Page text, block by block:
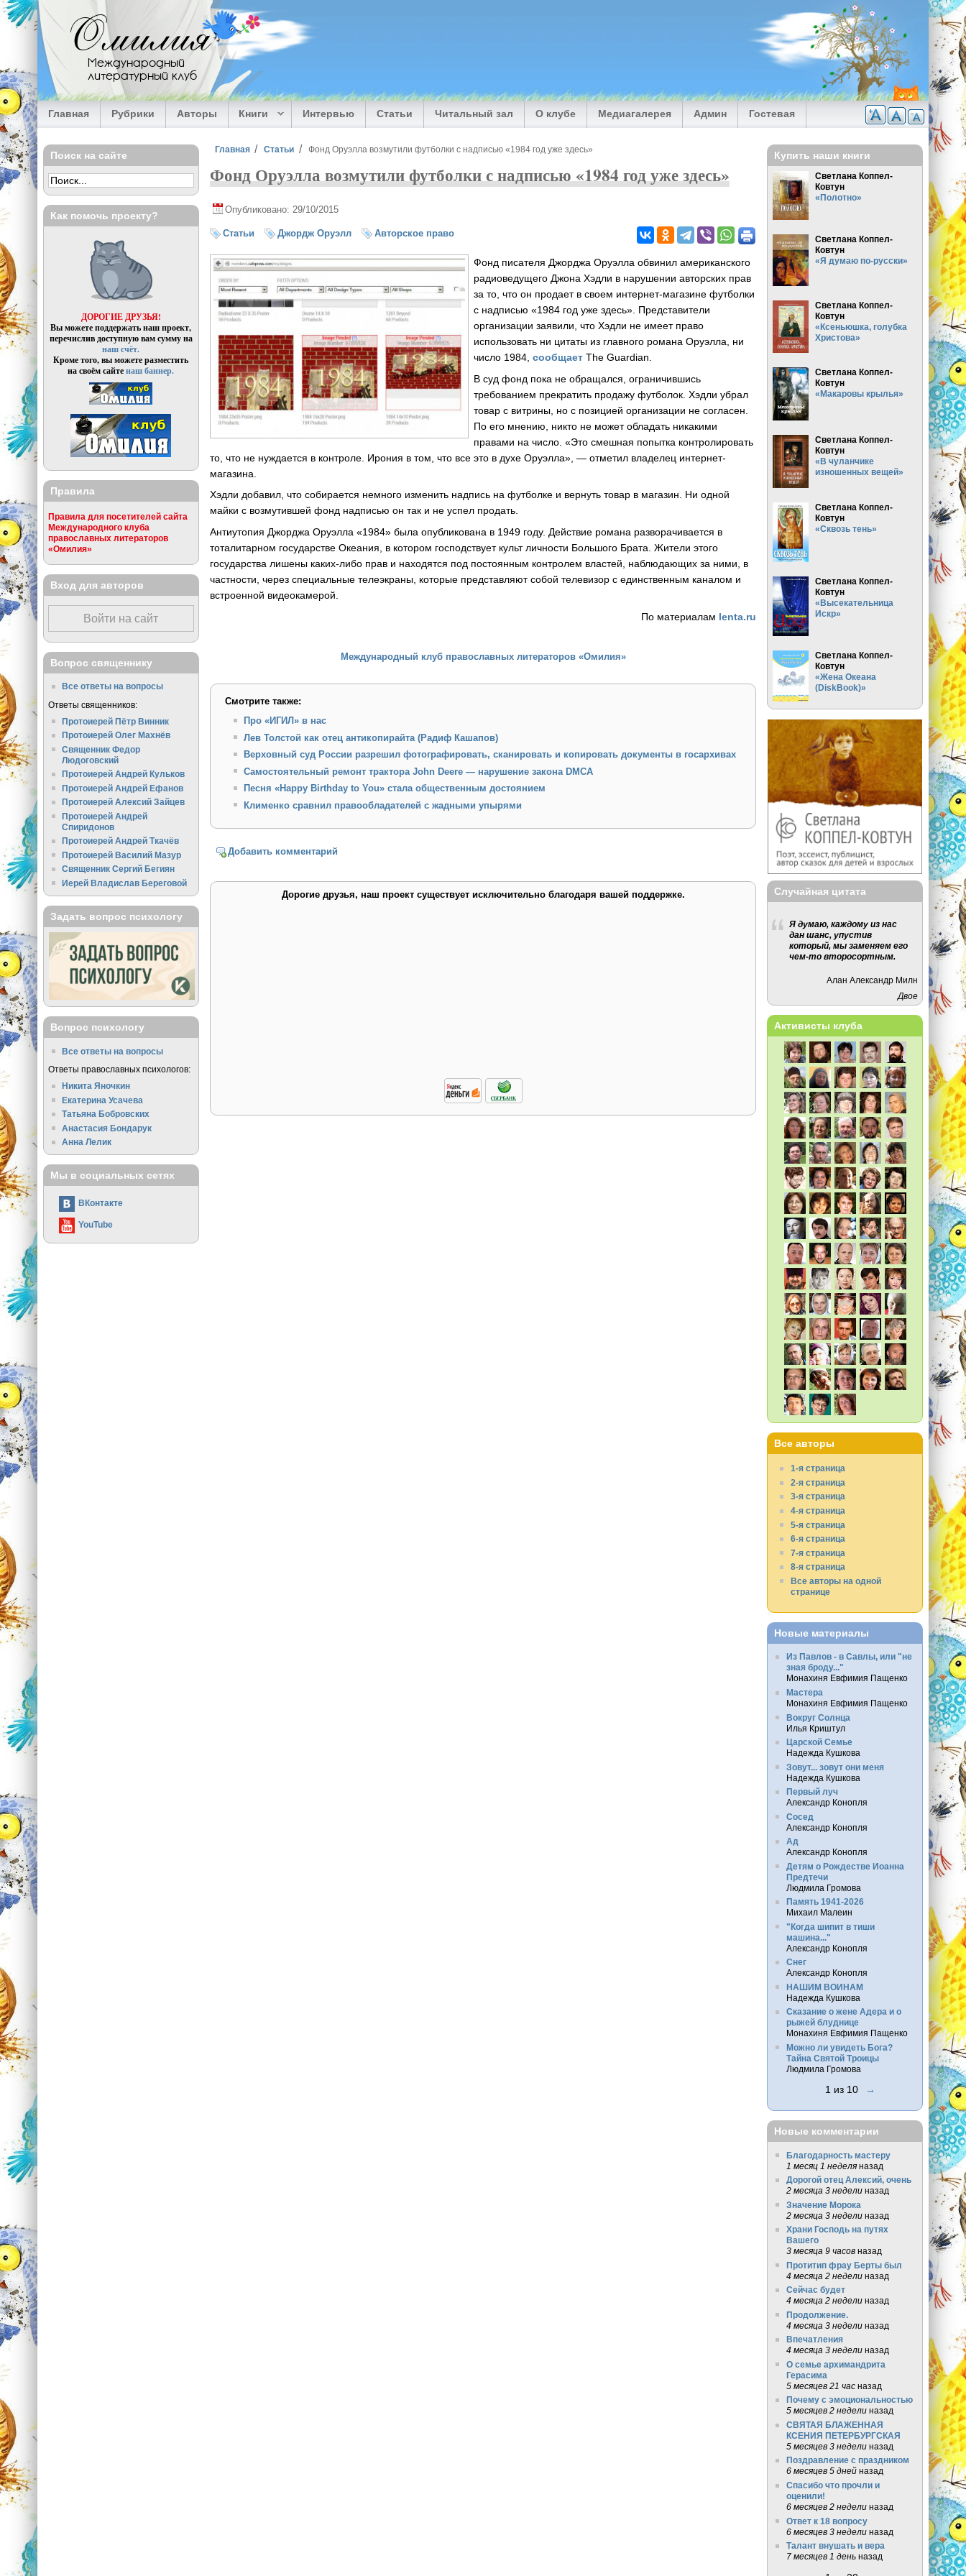
Перейти к основному содержанию
Омилия
Международный
литературный клуб
Главная Рубрики Авторы Книги Интервью Статьи Читальный зал О клубе Медиагалерея Админ Гостевая
Вы здесь
Главная Статьи Фонд Оруэлла возмутили футболки с надписью «1984 год уже здесь»
Фонд Оруэлла возмутили футболки с надписью «1984 год уже здесь»
Опубликовано: 29/10/2015
Статьи Джордж Оруэлл Авторское право
Фонд писателя Джорджа Оруэлла обвинил американского
радиоведущего Джона Хэдли в нарушении авторских прав
за то, что он продает в своем интернет-магазине футболки
с надписью «1984 год уже здесь». Представители
организации заявили, что Хэдли не имеет право
использовать ни цитаты из главного романа Оруэлла, ни
число 1984,сообщает The Guardian.
В суд фонд пока не обращался, ограничившись
требованием прекратить продажу футболок. Хэдли убрал
товар с витрины, но с позицией организации не согласен.
По его мнению, никто не может обладать никакими
правами на число. «Это смешная попытка контролировать
то, что не нуждается в контроле. Ирония в том, что все это в духе Оруэлла», — отметил владелец интернет-
магазина.
Хэдли добавил, что собирается немного изменить надпись на футболке и вернуть товар в магазин. Ни одной
майки с возмутившей фонд надписью он так и не успел продать.
Антиутопия Джорджа Оруэлла «1984» была опубликована в 1949 году. Действие романа разворачивается в
тоталитарном государстве Океания, в котором господствует культ личности Большого Брата. Жители этого
государства лишены каких-либо прав и находятся под постоянным контролем властей, наблюдающих за ними, в
частности, через специальные телеэкраны, которые представляют собой телевизор с единственным каналом и
встроенной видеокамерой.
По материалам lenta.ru
Международный клуб православных литераторов «Омилия»
Смотрите также:
Про «ИГИЛ» в нас
Лев Толстой как отец антикопирайта (Радиф Кашапов)
Верховный суд России разрешил фотографировать, сканировать и копировать документы в госархивах
Самостоятельный ремонт трактора John Deere — нарушение закона DMCA
Песня «Happy Birthday to You» стала общественным достоянием
Клименко сравнил правообладателей с жадными упырями
Добавить комментарий
Дорогие друзья, наш проект существует исключительно благодаря вашей поддержке.
Поиск на сайте
Как помочь проекту?
ДОРОГИЕ ДРУЗЬЯ!
Вы можете поддержать наш проект,
перечислив доступную вам сумму на
наш счёт.
Кроме того, вы можете разместить
на своём сайтенаш баннер.
Правила
Правила для посетителей сайта
Международного клуба
православных литераторов
«Омилия»
Вход для авторов
Войти на сайт
Вопрос священнику
Все ответы на вопросы
Ответы священников:
Протоиерей Пётр Винник
Протоиерей Олег Махнёв
Священник Федор
Людоговский
Протоиерей Андрей Кульков
Протоиерей Андрей Ефанов
Протоиерей Алексий Зайцев
Протоиерей Андрей
Спиридонов
Протоиерей Андрей Ткачёв
Протоиерей Василий Мазур
Священник Сергий Бегиян
Иерей Владислав Береговой
Задать вопрос психологу
Вопрос психологу
Все ответы на вопросы
Ответы православных психологов:
Никита Яночкин
Екатерина Усачева
Татьяна Бобровских
Анастасия Бондарук
Анна Лелик
Мы в социальных сетях
ВКонтакте
YouTube
Купить наши книги
Светлана Коппел-
Ковтун
«Полотно»
Светлана Коппел-
Ковтун
«Я думаю по-русски»
Светлана Коппел-
Ковтун
«Ксеньюшка, голубка
Христова»
Светлана Коппел-
Ковтун
«Макаровы крылья»
Светлана Коппел-
Ковтун
«В чуланчике
изношенных вещей»
Светлана Коппел-
Ковтун
«Сквозь тень»
Светлана Коппел-
Ковтун
«Высекательница
Искр»
Светлана Коппел-
Ковтун
«Жена Океана
(DiskBook)»
Случайная цитата
Я думаю, каждому из нас
дан шанс, упустив
который, мы заменяем его
чем-то второсортным.
Алан Александр Милн
Двое
Активисты клуба
Все авторы
1-я страница
2-я страница
3-я страница
4-я страница
5-я страница
6-я страница
7-я страница
8-я страница
Все авторы на одной
странице
Новые материалы
Из Павлов - в Савлы, или "не
зная броду..."
Монахиня Евфимия Пащенко
Мастера
Монахиня Евфимия Пащенко
Вокруг Солнца
Илья Криштул
Царской Семье
Надежда Кушкова
Зовут... зовут они меня
Надежда Кушкова
Первый луч
Александр Конопля
Сосед
Александр Конопля
Ад
Александр Конопля
Детям о Рождестве Иоанна
Предтечи
Людмила Громова
Память 1941-2026
Михаил Малеин
"Когда шипит в тиши
машина..."
Александр Конопля
Снег
Александр Конопля
НАШИМ ВОИНАМ
Надежда Кушкова
Сказание о жене Адера и о
рыжей блуднице
Монахиня Евфимия Пащенко
Можно ли увидеть Бога?
Тайна Святой Троицы
Людмила Громова
1 из 10 →
Новые комментарии
Благодарность мастеру
1 месяц 1 неделяназад
Дорогой отец Алексий, очень
2 месяца 3 неделиназад
Значение Морока
2 месяца 3 неделиназад
Храни Господь на путях
Вашего
3 месяца 9 часовназад
Протитип фрау Берты был
4 месяца 2 неделиназад
Сейчас будет
4 месяца 2 неделиназад
Продолжение.
4 месяца 3 неделиназад
Впечатления
4 месяца 3 неделиназад
О семье архимандрита
Герасима
5 месяцев 21 часназад
Почему с эмоциональностью
5 месяцев 2 неделиназад
СВЯТАЯ БЛАЖЕННАЯ
КСЕНИЯ ПЕТЕРБУРГСКАЯ
5 месяцев 3 неделиназад
Поздравление с праздником
6 месяцев 5 днейназад
Спасибо что прочли и
оценили!
6 месяцев 2 неделиназад
Ответ к 18 вопросу
6 месяцев 3 неделиназад
Талант внушать и вера
7 месяцев 1 деньназад